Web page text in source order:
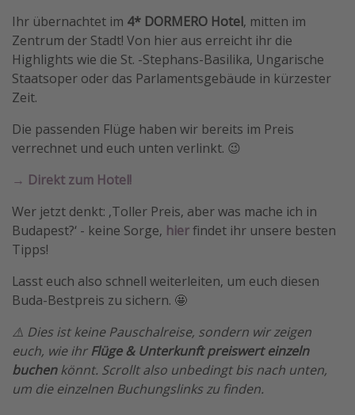
Ihr übernachtet im 4* DORMERO Hotel, mitten im
Zentrum der Stadt! Von hier aus erreicht ihr die
Highlights wie die St. -Stephans-Basilika, Ungarische
Staatsoper oder das Parlamentsgebäude in kürzester
Zeit.
Die passenden Flüge haben wir bereits im Preis
verrechnet und euch unten verlinkt. 😉
→ Direkt zum Hotel!
Wer jetzt denkt: ‚Toller Preis, aber was mache ich in
Budapest?‘ - keine Sorge, hierfindet ihr unsere besten
Tipps!
Lasst euch also schnell weiterleiten, um euch diesen
Buda-Bestpreis zu sichern. 🤩
⚠️ Dies ist keine Pauschalreise, sondern wir zeigen
euch, wie ihrFlüge & Unterkunft preiswert einzeln
buchenkönnt. Scrollt also unbedingt bis nach unten,
um die einzelnen Buchungslinks zu finden.